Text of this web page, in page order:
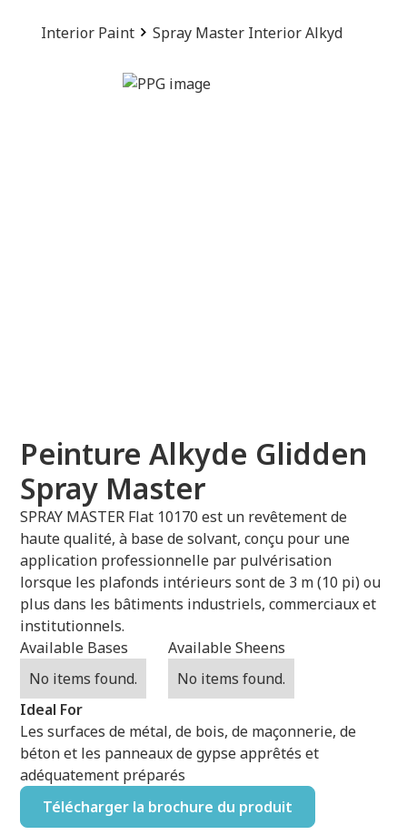
Interior Paint Spray Master Interior Alkyd
Peinture Alkyde Glidden
Spray Master
SPRAY MASTER Flat 10170 est un revêtement de
haute qualité, à base de solvant, conçu pour une
application professionnelle par pulvérisation
lorsque les plafonds intérieurs sont de 3 m (10 pi) ou
plus dans les bâtiments industriels, commerciaux et
institutionnels.
Available Bases
No items found.
Available Sheens
No items found.
Ideal For
Les surfaces de métal, de bois, de maçonnerie, de
béton et les panneaux de gypse apprêtés et
adéquatement préparés
Télécharger la brochure du produit